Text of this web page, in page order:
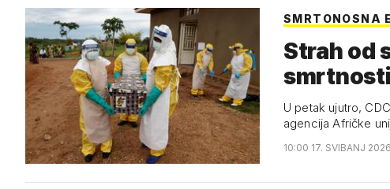
SMRTONOSNA
Strah od
U petak ujutro,
agencija Afričke
10:00 17. SVIBANJ